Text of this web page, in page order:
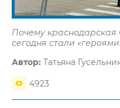
Почему краснодарская
сегодня стали
Автор: Татьяна
4923